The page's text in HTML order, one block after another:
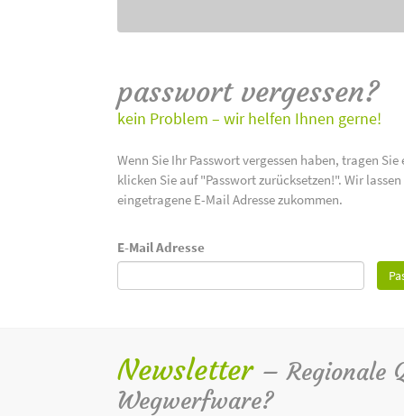
passwort vergessen?
kein Problem – wir helfen Ihnen gerne!
Wenn Sie Ihr Passwort vergessen haben, tragen
klicken Sie auf "Passwort zurücksetzen!". Wir
eingetragene E-Mail Adresse zukommen.
E-Mail Adresse
Newsletter – Regionale
Wegwerfware?